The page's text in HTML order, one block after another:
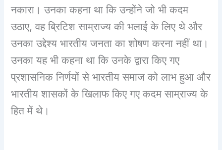
नकारा। उनका कहना था कि उन्होंने जो भी कदम
उठाए, वह ब्रिटिश साम्राज्य की भलाई के लिए थे और
उनका उद्देश्य भारतीय जनता का शोषण करना नहीं था।
उनका यह भी कहना था कि उनके द्वारा किए गए
प्रशासनिक निर्णयों से भारतीय समाज को लाभ हुआ और
भारतीय शासकों के खिलाफ किए गए कदम साम्राज्य के
हित में थे।